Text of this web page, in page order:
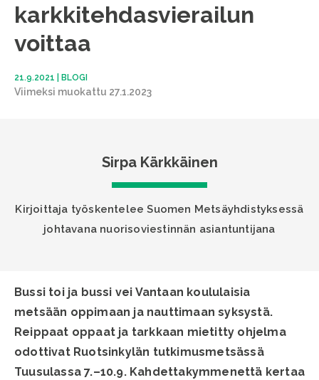
karkkitehdasvierailun
voittaa
21.9.2021 BLOGI
Viimeksi muokattu 27.1.2023
Sirpa Kärkkäinen
Kirjoittaja työskentelee Suomen Metsäyhdistyksessä
johtavana nuorisoviestinnän asiantuntijana
Bussi toi ja bussi vei Vantaan koululaisia
metsään oppimaan ja nauttimaan syksystä.
Reippaat oppaat ja tarkkaan mietitty ohjelma
odottivat Ruotsinkylän tutkimusmetsässä
Tuusulassa 7.–10.9. Kahdettakymmenettä kertaa